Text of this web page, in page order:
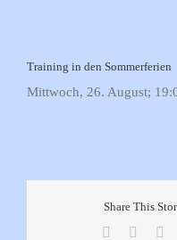
Training in den Sommerferien
Mittwoch, 26. August;
Share This
Facebook